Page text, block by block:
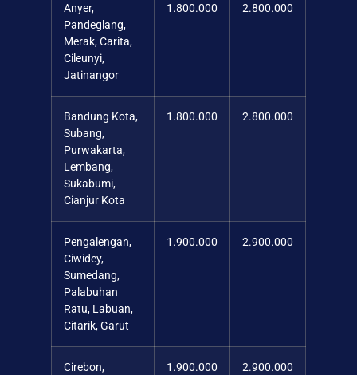
Anyer,
Pandeglang,
Merak, Carita,
Cileunyi,
Jatinangor
1.800.000 2.800.000
Bandung Kota,
Subang,
Purwakarta,
Lembang,
Sukabumi,
Cianjur Kota
1.800.000 2.800.000
Pengalengan,
Ciwidey,
Sumedang,
Palabuhan
Ratu, Labuan,
Citarik, Garut
1.900.000 2.900.000
Cirebon,
1.900.000 2.900.000